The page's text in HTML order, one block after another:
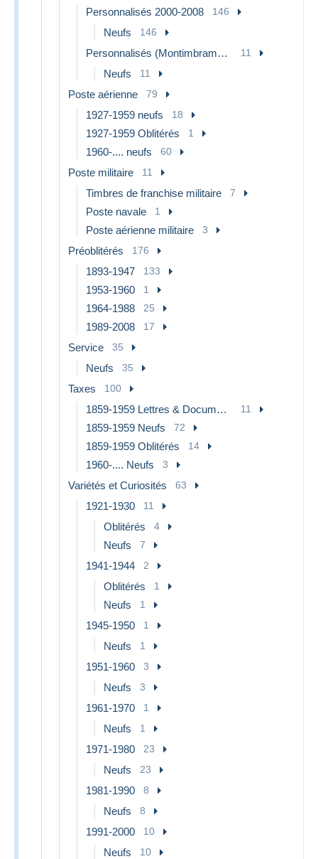
Personnalisés 2000-2008 146
Neufs 146
Personnalisés (Montimbramoi) 2007-… 11
Neufs 11
Poste aérienne 79
1927-1959 neufs 18
1927-1959 Oblitérés 1
1960-.... neufs 60
Poste militaire 11
Timbres de franchise militaire 7
Poste navale 1
Poste aérienne militaire 3
Préoblitérés 176
1893-1947 133
1953-1960 1
1964-1988 25
1989-2008 17
Service 35
Neufs 35
Taxes 100
1859-1959 Lettres & Documents 11
1859-1959 Neufs 72
1859-1959 Oblitérés 14
1960-.... Neufs 3
Variétés et Curiosités 63
1921-1930 11
Oblitérés 4
Neufs 7
1941-1944 2
Oblitérés 1
Neufs 1
1945-1950 1
Neufs 1
1951-1960 3
Neufs 3
1961-1970 1
Neufs 1
1971-1980 23
Neufs 23
1981-1990 8
Neufs 8
1991-2000 10
Neufs 10